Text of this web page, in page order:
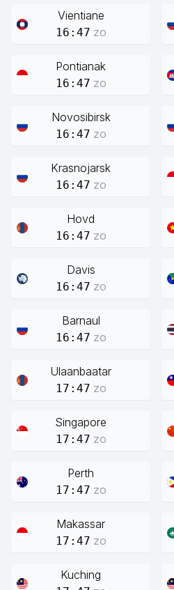
Vientiane
16:47 zo
Pontianak
16:47 zo
Novosibirsk
16:47 zo
Krasnojarsk
16:47 zo
Hovd
16:47 zo
Davis
16:47 zo
Barnaul
16:47 zo
Ulaanbaatar
17:47 zo
Singapore
17:47 zo
Perth
17:47 zo
Makassar
17:47 zo
Kuching